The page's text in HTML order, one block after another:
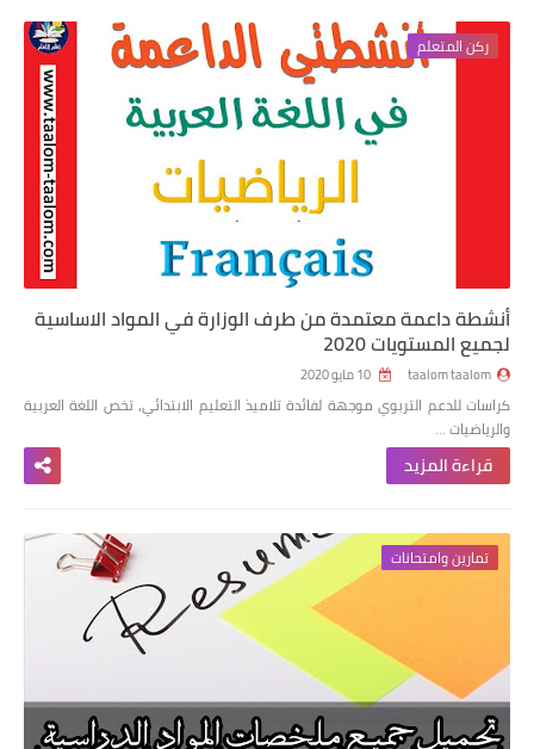
ركن المتعلم
أنشطة داعمة معتمدة من طرف الوزارة في المواد الاساسية
لجميع المستويات 2020
taalom taalom
كراسات للدعم التربوي موجهة لفائدة تلاميذ التعليم الابتدائي، تخص اللغة العربية
والرياضيات …
قراءة المزيد
تمارين وامتحانات